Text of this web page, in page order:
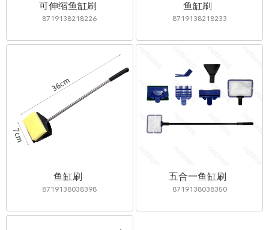
可伸缩鱼缸刷
8719138218226
鱼缸刷
8719138218233
鱼缸刷
8719138038398
五合一鱼缸刷
8719138038350